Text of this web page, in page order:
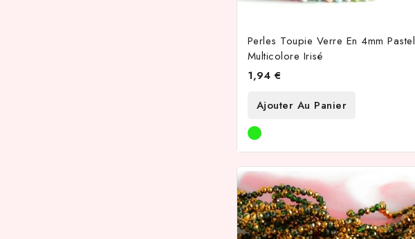
Perles Toupie Verre En 4mm Pastel
Multicolore Irisé
1,94 €
Ajouter Au Panier